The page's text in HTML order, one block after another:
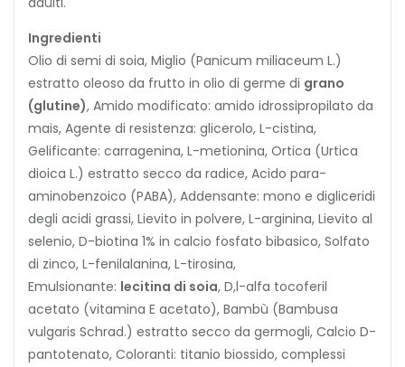
Ingredienti
Olio di semi di soia, Miglio (Panicum miliaceum L.)
estratto oleoso da frutto in olio di germe di grano
(glutine), Amido modificato: amido idrossipropilato da
mais, Agente di resistenza: glicerolo, L-cistina,
Gelificante: carragenina, L-metionina, Ortica (Urtica
dioica L.) estratto secco da radice, Acido para-
aminobenzoico (PABA), Addensante: mono e digliceridi
degli acidi grassi, Lievito in polvere, L-arginina, Lievito al
selenio, D-biotina 1% in calcio fosfato bibasico, Solfato
di zinco, L-fenilalanina, L-tirosina,
Emulsionante: lecitina di soia, D,l-alfa tocoferil
acetato (vitamina E acetato), Bambù (Bambusa
vulgaris Schrad.) estratto secco da germogli, Calcio D-
pantotenato, Coloranti: titanio biossido, complessi